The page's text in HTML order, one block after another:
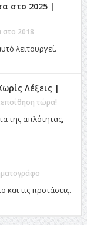
στο 2025 |
2018
λειτουργεί.
Λέξεις |
τώρα!
της απλότητας,
και τις προτάσεις.